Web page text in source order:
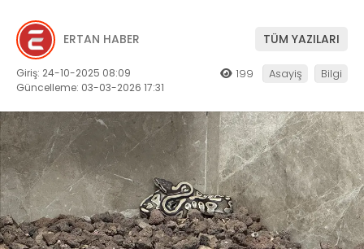
ERTAN HABER TÜM YAZILARI
Giriş: 24-10-2025 08:09
Güncelleme: 03-03-2026 17:31
199 Asayiş Bilgi